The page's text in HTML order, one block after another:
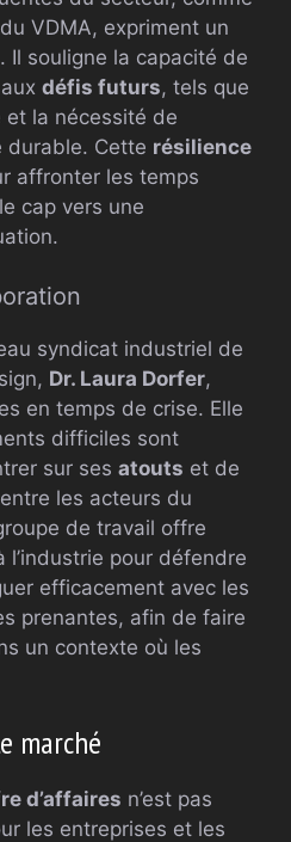
VDMA, expriment un
Il souligne la capacité de
défis futurs, tels que
et la nécessité de
durable. Cette résilience
affronter les temps
cap vers une
syndicat industriel de
Dr. Laura Dorfer,
en temps de crise. Elle
difficiles sont
sur ses atouts et de
les acteurs du
de travail offre
l’industrie pour défendre
efficacement avec les
prenantes, afin de faire
un contexte où les
marché
d’affaires n’est pas
les entreprises et les